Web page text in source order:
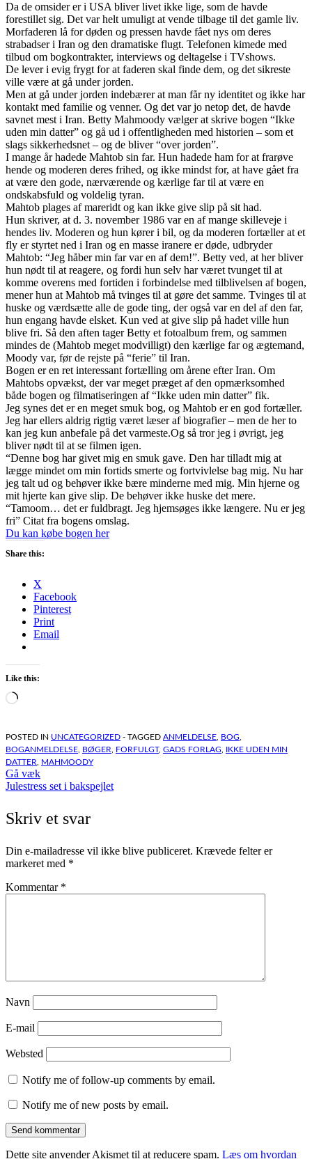
Da de omsider er i USA bliver livet ikke lige, som de havde
forestillet sig. Det var helt umuligt at vende tilbage til det gamle liv.
Morfaderen lå for døden og pressen havde fået nys om deres
strabadser i Iran og den dramatiske flugt. Telefonen kimede med
tilbud om bogkontrakter, interviews og deltagelse i TVshows.
De lever i evig frygt for at faderen skal finde dem, og det sikreste
ville være at gå under jorden.
Men at gå under jorden indebærer at man får ny identitet og ikke har
kontakt med familie og venner. Og det var jo netop det, de havde
savnet mest i Iran. Betty Mahmoody vælger at skrive bogen “Ikke
uden min datter” og gå ud i offentligheden med historien – som et
slags sikkerhedsnet – og de bliver “over jorden”.
I mange år hadede Mahtob sin far. Hun hadede ham for at frarøve
hende og moderen deres frihed, og ikke mindst for, at have gået fra
at være den gode, nærværende og kærlige far til at være en
ondskabsfuld og voldelig tyran.
Mahtob plages af mareridt og kan ikke give slip på sit had.
Hun skriver, at d. 3. november 1986 var en af mange skilleveje i
hendes liv. Moderen og hun kører i bil, og da moderen fortæller at et
fly er styrtet ned i Iran og en masse iranere er døde, udbryder
Mahtob: “Jeg håber min far var en af dem!”. Betty ved, at her bliver
hun nødt til at reagere, og fordi hun selv har været tvunget til at
komme overens med fortiden i forbindelse med tilblivelsen af bogen,
mener hun at Mahtob må tvinges til at gøre det samme. Tvinges til at
huske og værdsætte alle de gode ting, der også var en del af den far,
hun engang havde elsket. Kun ved at give slip på hadet ville hun
blive fri. Så den aften tager Betty et fotoalbum frem, og sammen
mindes de (Mahtob meget modvilligt) den kærlige far og ægtemand,
Moody var, før de rejste på “ferie” til Iran.
Bogen er en ret interessant fortælling om årene efter Iran. Om
Mahtobs opvækst, der var meget præget af den opmærksomhed
både bogen og filmatiseringen af “Ikke uden min datter” fik.
Jeg synes det er en meget smuk bog, og Mahtob er en god fortæller.
Jeg har ellers aldrig rigtig været læser af biografier – men de her to
kan jeg kun anbefale på det varmeste.Og så tror jeg i øvrigt, jeg
bliver nødt til at se filmen igen.
“Denne bog har givet mig en smuk gave. Den har tilladt mig at
lægge mindet om min fortids smerte og fortvivlelse bag mig. Nu har
jeg talt ud og behøver ikke bære minderne med mig. Min hjerne og
mit hjerte kan give slip. De behøver ikke huske det mere.
“Tamoom… det er fuldbragt. Jeg hjemsøges ikke længere. Nu er jeg
fri” Citat fra bogens omslag.
Du kan købe bogen her
Share this:
X
Facebook
Pinterest
Print
Email
Like this:
Loading…
POSTED IN UNCATEGORIZED - TAGGED ANMELDELSE, BOG,
BOGANMELDELSE, BØGER, FORFULGT, GADS FORLAG,
IKKE UDEN MIN
DATTER, MAHMOODY
Indlægsnavigation
Gå væk
Julestress set i bakspejlet
Skriv et svar
Din e-mailadresse vil ikke blive publiceret. Krævede felter er
markeret med *
Kommentar *
Navn
E-mail
Websted
Notify me of follow-up comments by email.
Notify me of new posts by email.
Dette site anvender Akismet til at reducere spam. Læs om hvordan